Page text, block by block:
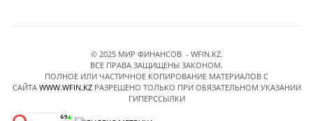
© 2025 МИР ФИНАНСОВ - WFIN.KZ.
ВСЕ ПРАВА ЗАЩИЩЕНЫ ЗАКОНОМ.
ПОЛНОЕ ИЛИ ЧАСТИЧНОЕ КОПИРОВАНИЕ МАТЕРИАЛОВ C
САЙТА WWW.WFIN.KZРАЗРЕШЕНО ТОЛЬКО ПРИ ОБЯЗАТЕЛЬНОМ УКАЗАНИИ
ГИПЕРССЫЛКИ